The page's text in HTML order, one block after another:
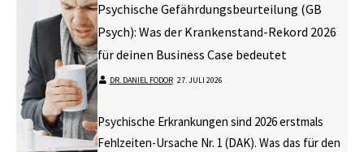
Psychische Gefährdungsbeurteilung (GB
Psych): Was der Krankenstand-Rekord 2026
für deinen Business Case bedeutet
DR. DANIEL FODOR⋅ 27. JULI 2026
Psychische Erkrankungen sind 2026 erstmals
Fehlzeiten-Ursache Nr. 1 (DAK). Was das für den